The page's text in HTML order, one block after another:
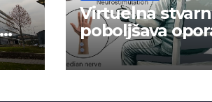
Virtuelna
poboljšava
ruke nakon
moždanog